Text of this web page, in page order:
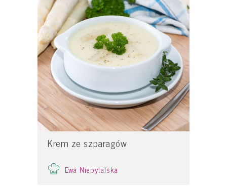
Krem ze szparagów
Ewa Niepytalska